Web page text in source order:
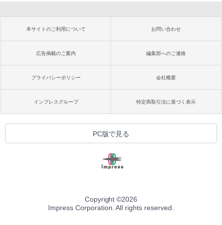
本サイトのご利用について お問い合わせ
広告掲載のご案内 編集部へのご連絡
プライバシーポリシー 会社概要
インプレスグループ 特定商取引法に基づく表示
PC版で見る
Copyright ©2026
Impress Corporation. All rights reserved.